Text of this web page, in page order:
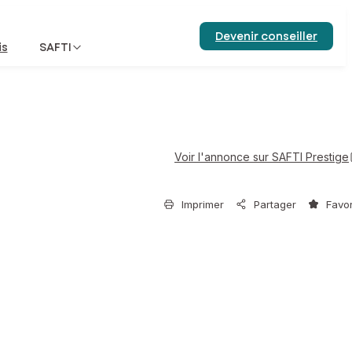
SAFTI
Devenir conseiller
Voir l'annonce sur SAFTI Prestige
Imprimer Partager